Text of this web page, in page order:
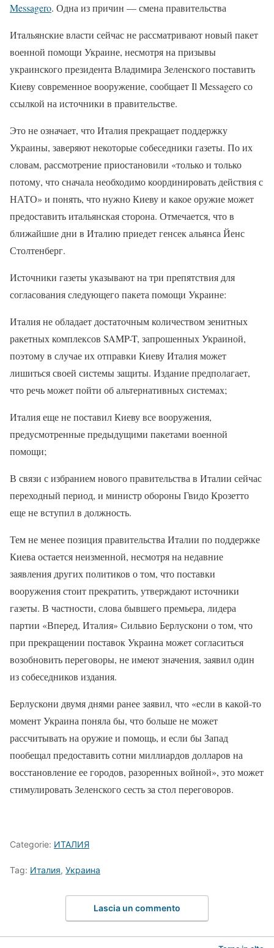
Messagero. Одна из причин — смена правительства
Итальянские власти сейчас не рассматривают новый пакет
военной помощи Украине, несмотря на призывы
украинского президента Владимира Зеленского поставить
Киеву современное вооружение, сообщает Il Messagero со
ссылкой на источники в правительстве.
Это не означает, что Италия прекращает поддержку
Украины, заверяют некоторые собеседники газеты. По их
словам, рассмотрение приостановили «только и только
потому, что сначала необходимо координировать действия с
НАТО» и понять, что нужно Киеву и какое оружие может
предоставить итальянская сторона. Отмечается, что в
ближайшие дни в Италию приедет генсек альянса Йенс
Столтенберг.
Источники газеты указывают на три препятствия для
согласования следующего пакета помощи Украине:
Италия не обладает достаточным количеством зенитных
ракетных комплексов SAMP-T, запрошенных Украиной,
поэтому в случае их отправки Киеву Италия может
лишиться своей системы защиты. Издание предполагает,
что речь может пойти об альтернативных системах;
Италия еще не поставил Киеву все вооружения,
предусмотренные предыдущими пакетами военной
помощи;
В связи с избранием нового правительства в Италии сейчас
переходный период, и министр обороны Гвидо Крозетто
еще не вступил в должность.
Тем не менее позиция правительства Италии по поддержке
Киева остается неизменной, несмотря на недавние
заявления других политиков о том, что поставки
вооружения стоит прекратить, утверждают источники
газеты. В частности, слова бывшего премьера, лидера
партии «Вперед, Италия» Сильвио Берлускони о том, что
при прекращении поставок Украина может согласиться
возобновить переговоры, не имеют значения, заявил один
из собеседников издания.
Берлускони двумя днями ранее заявил, что «если в какой-то
момент Украина поняла бы, что больше не может
рассчитывать на оружие и помощь, и если бы Запад
пообещал предоставить сотни миллиардов долларов на
восстановление ее городов, разоренных войной», это может
стимулировать Зеленского сесть за стол переговоров.
Categorie: ИТАЛИЯ
Tag: Италия, Украина
Lascia un commento